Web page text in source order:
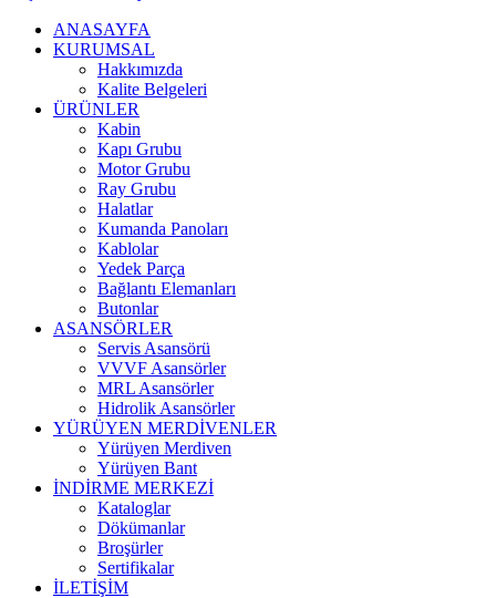
ANASAYFA
KURUMSAL
Hakkımızda
Kalite Belgeleri
ÜRÜNLER
Kabin
Kapı Grubu
Motor Grubu
Ray Grubu
Halatlar
Kumanda Panoları
Kablolar
Yedek Parça
Bağlantı Elemanları
Butonlar
ASANSÖRLER
Servis Asansörü
VVVF Asansörler
MRL Asansörler
Hidrolik Asansörler
YÜRÜYEN MERDİVENLER
Yürüyen Merdiven
Yürüyen Bant
İNDİRME MERKEZİ
Kataloglar
Dökümanlar
Broşürler
Sertifikalar
İLETİŞİM